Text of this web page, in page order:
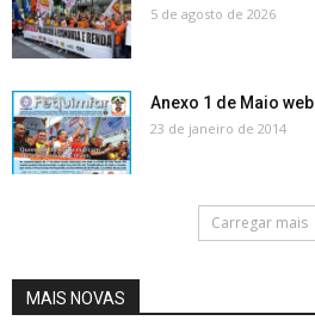
5 de agosto de 2026
Anexo 1 de Maio web
23 de janeiro de 2014
Carregar mais
MAIS NOVAS